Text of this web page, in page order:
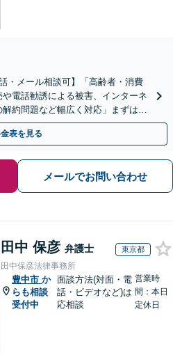
・メール相談可】「高齢者・消費
電話勧誘による被害、インターネ
約問題など幅広く対応」まずは一
談可】
表を見る
メールでお問い合わせ
田中 保彦 弁護士 東京都
田中保彦法律事務所
豊中市 か
らも相談
受付中
面談方法(対面・電
話・ビデオなど)は
応相談
営業時
間：本日
定休日